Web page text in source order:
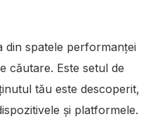
din spatele performanței
căutare. Este setul de
tău este descoperit,
și platformele.